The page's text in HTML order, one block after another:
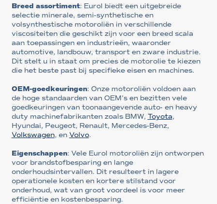
Breed assortiment: Eurol biedt een uitgebreide
selectie minerale, semi-synthetische en
volsynthestische motoroliën in verschillende
viscositeiten die geschikt zijn voor een breed scala
aan toepassingen en industrieën, waaronder
automotive, landbouw, transport en zware industrie.
Dit stelt u in staat om precies de motorolie te kiezen
die het beste past bij specifieke eisen en machines.
OEM-goedkeuringen: Onze motoroliën voldoen aan
de hoge standaarden van OEM’s en bezitten vele
goedkeuringen van toonaangevende auto- en heavy
duty machinefabrikanten zoals BMW, Toyota,
Hyundai, Peugeot, Renault, Mercedes-Benz,
Volkswagen, en Volvo.
Eigenschappen: Vele Eurol motoroliën zijn ontworpen
voor brandstofbesparing en lange
onderhoudsintervallen. Dit resulteert in lagere
operationele kosten en kortere stilstand voor
onderhoud, wat van groot voordeel is voor meer
efficiëntie en kostenbesparing.